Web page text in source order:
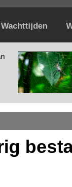
Wachttijden